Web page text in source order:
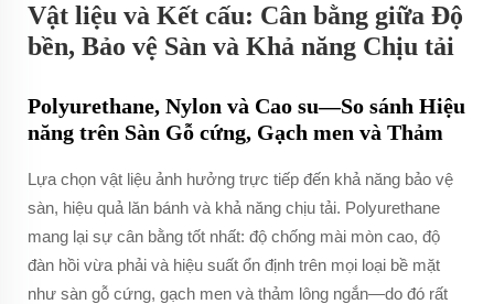
Vật liệu và Kết cấu: Cân bằng giữa Độ
bền, Bảo vệ Sàn và Khả năng Chịu tải
Polyurethane, Nylon và Cao su—So sánh Hiệu
năng trên Sàn Gỗ cứng, Gạch men và Thảm
Lựa chọn vật liệu ảnh hưởng trực tiếp đến khả năng bảo vệ
sàn, hiệu quả lăn bánh và khả năng chịu tải. Polyurethane
mang lại sự cân bằng tốt nhất: độ chống mài mòn cao, độ
đàn hồi vừa phải và hiệu suất ổn định trên mọi loại bề mặt
như sàn gỗ cứng, gạch men và thảm lông ngắn—do đó rất